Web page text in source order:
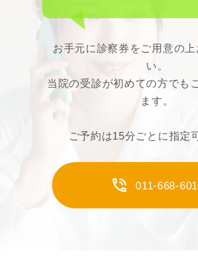
お手元に診察券をご用意の上
い。
当院の受診が初めての方でも
ます。
ご予約は15分ごとに指定
011-668-